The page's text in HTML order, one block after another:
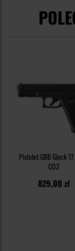
Pistolet GBB Glock
CO2
829,00 zł